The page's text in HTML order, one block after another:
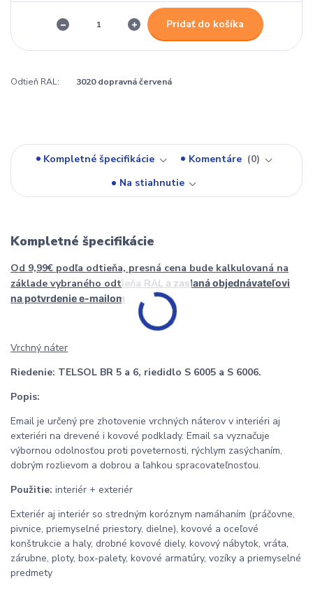
Pridať do košíka
Odtieň RAL: 3020 dopravná červená
Kompletné špecifikácie Komentáre
0
Na stiahnutie
Kompletné špecifikácie
Od 9,99€ podľa odtieňa, presná cena bude kalkulovaná na
základe vybraného odtieňa RAL a zaslaná objednávateľovi
na potvrdenie e-mailom
Vrchný náter
Riedenie: TELSOL BR 5 a 6, riedidlo S 6005 a S 6006.
Popis:
Email je určený pre zhotovenie vrchných náterov v interiéri aj
exteriéri na drevené i kovové podklady. Email sa vyznačuje
výbornou odolnosťou proti poveternosti, rýchlym zasýchaním,
dobrým rozlievom a dobrou a ľahkou spracovateľnosťou.
Použitie: interiér + exteriér
Exteriér aj interiér so stredným koróznym namáhaním (práčovne,
pivnice, priemyselné priestory, dielne), kovové a oceľové
konštrukcie a haly, drobné kovové diely, kovový nábytok, vráta,
zárubne, ploty, box-palety, kovové armatúry, vozíky a priemyselné
predmety